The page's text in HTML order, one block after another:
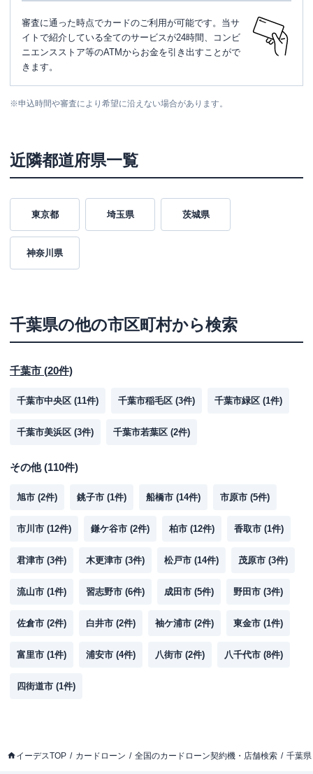
審査に通った時点でカードのご利用が可能です。当サ
イトで紹介している全てのサービスが24時間、コンビ
ニエンスストア等のATMからお金を引き出すことがで
きます。
※申込時間や審査により希望に沿えない場合があります。
近隣都道府県一覧
東京都 埼玉県 茨城県
神奈川県
千葉県の他の市区町村から検索
千葉市 (20件)
千葉市中央区 (11件) 千葉市稲毛区 (3件) 千葉市緑区 (1件)
千葉市美浜区 (3件) 千葉市若葉区 (2件)
その他(110件)
旭市 (2件) 銚子市 (1件) 船橋市 (14件) 市原市 (5件)
市川市 (12件) 鎌ケ谷市 (2件) 柏市 (12件) 香取市 (1件)
君津市 (3件) 木更津市 (3件) 松戸市 (14件) 茂原市 (3件)
流山市 (1件) 習志野市 (6件) 成田市 (5件) 野田市 (3件)
佐倉市 (2件) 白井市 (2件) 袖ケ浦市 (2件) 東金市 (1件)
富里市 (1件) 浦安市 (4件) 八街市 (2件) 八千代市 (8件)
四街道市 (1件)
イーデスTOP カードローン 全国のカードローン契約機・店舗検索 千葉県